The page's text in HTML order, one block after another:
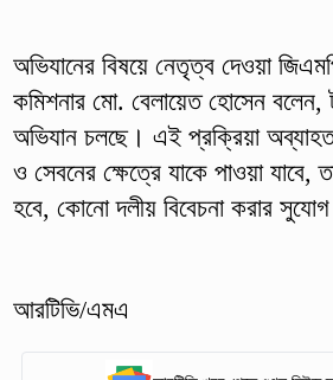
অভিযানের বিষয়ে নেতৃত্ব দেওয়া
কমিশনার মো. বেলায়েত হোসেন বলেন,
অভিযান চলছে। এই প্রক্রিয়া
ও সেবনের ক্ষেত্রে যাকে পাওয়া যাবে,
হবে, কোনো দলীয় বিবেচনা করার
আরটিভি/এমএ